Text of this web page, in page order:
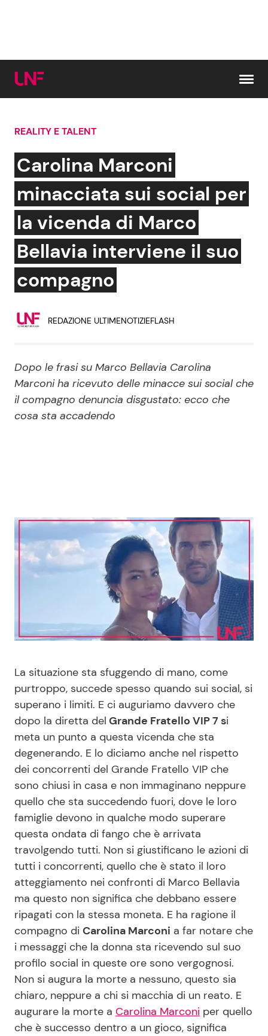
Cerca:
News e Cronaca
Attualità Italiana
Dal Mondo
Economia
Persone Scomparse
Gossip e TV
Bellezze VIP
Coppie VIP
Soap Opera
ShowBiz
News Spettacolo
Benessere
Moda e Style
News benessere
Salute
Viaggi e Turismo
Festività
Cucina e Ricette
Consigli di Cucina
Dolci
Primi Piatti
Ricette Facili e Veloci
Ricette Feste
Ricette per Bambini
Seguici
Info
Chi siamo
Disclaimer e Privacy
Redazione
Contattaci
Pubblicità
REALITY E TALENT
Carolina Marconi
minacciata sui social per
la vicenda di Marco
Bellavia interviene il suo
compagno
REDAZIONE ULTIMENOTIZIEFLASH
Dopo le frasi su Marco Bellavia Carolina
Marconi ha ricevuto delle minacce sui social che
il compagno denuncia disgustato: ecco che
cosa sta accadendo
La situazione sta sfuggendo di mano, come
purtroppo, succede spesso quando sui social, si
superano i limiti. E ci auguriamo davvero che
dopo la diretta del Grande Fratello VIP 7 si
meta un punto a questa vicenda che sta
degenerando. E lo diciamo anche nel rispetto
dei concorrenti del Grande Fratello VIP che
sono chiusi in casa e non immaginano neppure
quello che sta succedendo fuori, dove le loro
famiglie devono in qualche modo superare
questa ondata di fango che è arrivata
travolgendo tutti. Non si giustificano le azioni di
tutti i concorrenti, quello che è stato il loro
atteggiamento nei confronti di Marco Bellavia
ma questo non significa che debbano essere
ripagati con la stessa moneta. E ha ragione il
compagno di Carolina Marconi a far notare che
i messaggi che la donna sta ricevendo sul suo
profilo social in queste ore sono vergognosi.
Non si augura la morte a nessuno, questo sia
chiaro, neppure a chi si macchia di un reato. E
augurare la morte a Carolina Marconi per quello
che è successo dentro a un gioco, significa